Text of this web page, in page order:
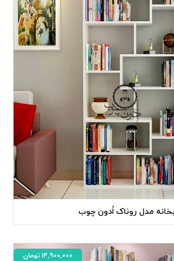
مدل روناک اُدون چوب
14,900,000 تومان